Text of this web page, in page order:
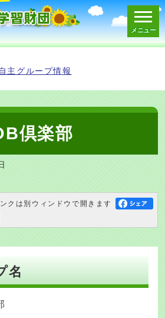
メニュー
自主グループ情報
倶楽部
クは別ウィンドウで開きます
名